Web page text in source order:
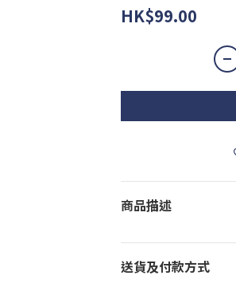
HK$99.00
商品描述
送貨及付款方式